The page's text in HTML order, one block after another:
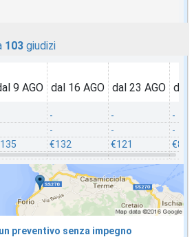
103 giudizi
9 AGO dal 16 AGO
-
-
€132
dal 23 AGO
-
-
€121
dal
-
-
€89
preventivo senza impegno